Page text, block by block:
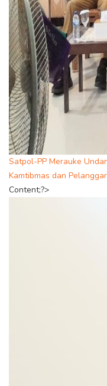
Satpol-PP Merauke
Kamtibmas dan
Content;?>